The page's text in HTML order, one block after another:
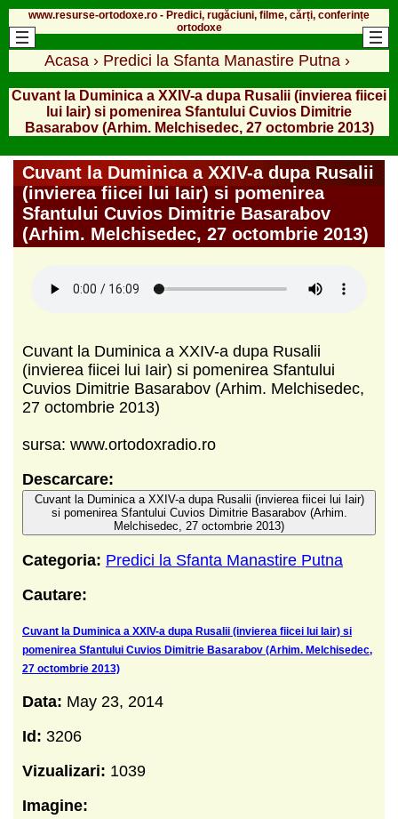
www.resurse-ortodoxe.ro - Predici, rugăciuni, filme, cărți, conferințe
ortodoxe
Acasa › Predici la Sfanta Manastire Putna ›
Cuvant la Duminica a XXIV-a dupa Rusalii (invierea fiicei
lui Iair) si pomenirea Sfantului Cuvios Dimitrie
Basarabov (Arhim. Melchisedec, 27 octombrie 2013)
Cuvant la Duminica a XXIV-a dupa Rusalii
(invierea fiicei lui Iair) si pomenirea
Sfantului Cuvios Dimitrie Basarabov
(Arhim. Melchisedec, 27 octombrie 2013)
Cuvant la Duminica a XXIV-a dupa Rusalii
(invierea fiicei lui Iair) si pomenirea Sfantului
Cuvios Dimitrie Basarabov (Arhim. Melchisedec,
27 octombrie 2013)
sursa: www.ortodoxradio.ro
Descarcare:
Cuvant la Duminica a XXIV-a dupa Rusalii (invierea fiicei lui Iair)
si pomenirea Sfantului Cuvios Dimitrie Basarabov (Arhim.
Melchisedec, 27 octombrie 2013)
Categoria: Predici la Sfanta Manastire Putna
Cautare:
Cuvant la Duminica a XXIV-a dupa Rusalii (invierea fiicei lui Iair) si
pomenirea Sfantului Cuvios Dimitrie Basarabov (Arhim. Melchisedec,
27 octombrie 2013)
Data: May 23, 2014
Id: 3206
Vizualizari: 1039
Imagine: